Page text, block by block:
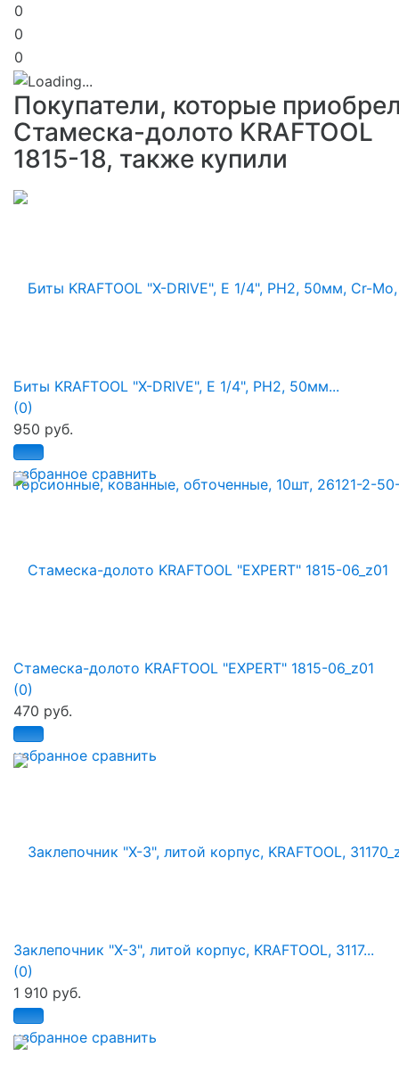
0
0
0
Покупатели, которые
Стамеска-долото KRAFTOOL
1815-18, также купили
избранное сравнить
Биты KRAFTOOL "X-DRIVE", E 1/4", PH2, 50мм...
(0)
950 руб.
избранное сравнить
Стамеска-долото KRAFTOOL "EXPERT" 1815-06_z01
(0)
470 руб.
избранное сравнить
Заклепочник "X-3", литой корпус, KRAFTOOL, 3117...
(0)
1 910 руб.